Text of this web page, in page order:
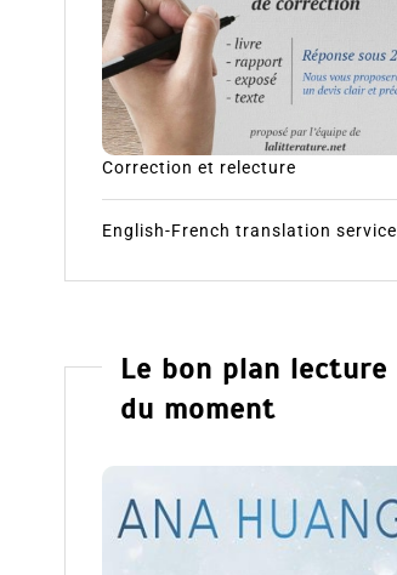
Correction et relecture
English-French translation service
Le bon plan lecture
du moment